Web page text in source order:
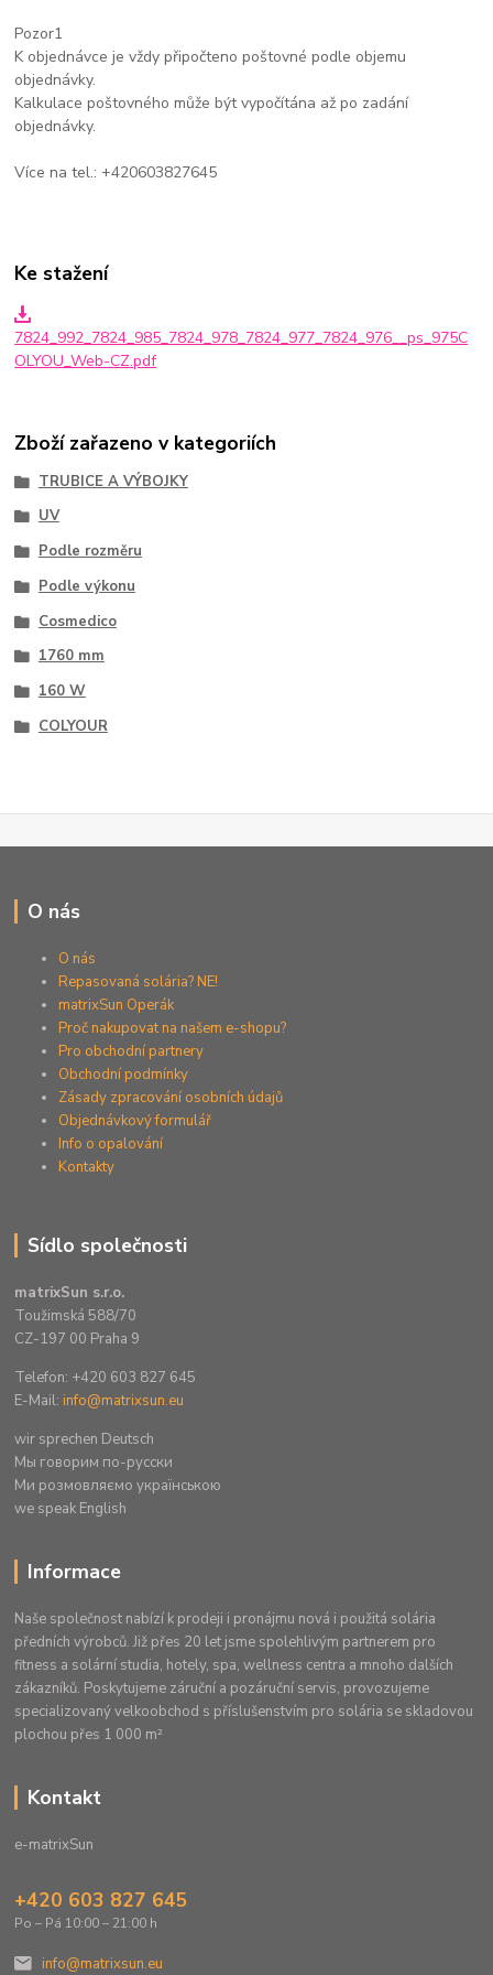
Pozor1
K objednávce je vždy připočteno poštovné podle objemu
objednávky.
Kalkulace poštovného může být vypočítána až po zadání
objednávky.
Více na tel.: +420603827645
Ke stažení
7824_992_7824_985_7824_978_7824_977_7824_976__ps_975C
OLYOU_Web-CZ.pdf
Zboží zařazeno v kategoriích
TRUBICE A VÝBOJKY
UV
Podle rozměru
Podle výkonu
Cosmedico
1760 mm
160 W
COLYOUR
O nás
O nás
Repasovaná solária? NE!
matrixSun Operák
Proč nakupovat na našem e-shopu?
Pro obchodní partnery
Obchodní podmínky
Zásady zpracování osobních údajů
Objednávkový formulář
Info o opalování
Kontakty
Sídlo společnosti
matrixSun s.r.o.
Toužimská 588/70
CZ-197 00 Praha 9
Telefon: +420 603 827 645
E-Mail: info@matrixsun.eu
wir sprechen Deutsch
Mы говорим по-русски
Ми розмовляємо українською
we speak English
Informace
Naše společnost nabízí k prodeji i pronájmu nová i použitá solária
předních výrobců. Již přes 20 let jsme spolehlivým partnerem pro
fitness a solární studia, hotely, spa, wellness centra a mnoho dalších
zákazníků. Poskytujeme záruční a pozáruční servis, provozujeme
specializovaný velkoobchod s příslušenstvím pro solária se skladovou
plochou přes 1 000 m²
Kontakt
e-matrixSun
+420 603 827 645
Po – Pá 10:00 – 21:00 h
info@matrixsun.eu